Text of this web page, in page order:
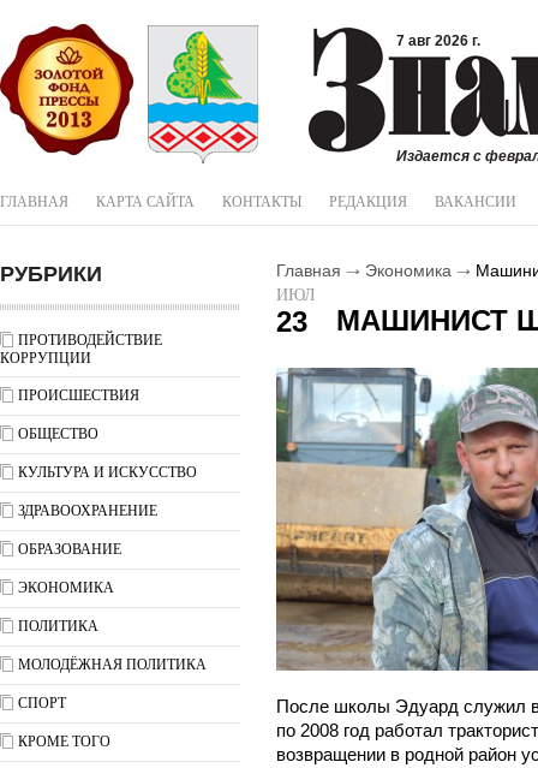
7 авг 2026 г.
Издается с
ГЛАВНАЯ КАРТА САЙТА КОНТАКТЫ РЕДАКЦИЯ ВАКАНСИИ
РУБРИКИ
ПРОТИВОДЕЙСТВИЕ
КОРРУПЦИИ
ПРОИСШЕСТВИЯ
ОБЩЕСТВО
КУЛЬТУРА И ИСКУССТВО
ЗДРАВООХРАНЕНИЕ
ОБРАЗОВАНИЕ
ЭКОНОМИКА
ПОЛИТИКА
МОЛОДЁЖНАЯ ПОЛИТИКА
СПОРТ
КРОМЕ ТОГО
Главная Экономика
ИЮЛ
23 МАШИНИСТ
После школы Эдуард служил в
по 2008 год работал
возвращении в родной район